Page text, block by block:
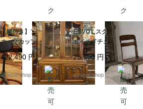
【鍵付き】フレンチ
オークカップボード/ガ
ラスキャビネット
422,490 円
antique shop at's
ENVOY スクール チ
ャイルドチェア NO.1
3
25,590 円
antique shop at's